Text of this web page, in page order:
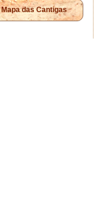
Mapa das Cantigas